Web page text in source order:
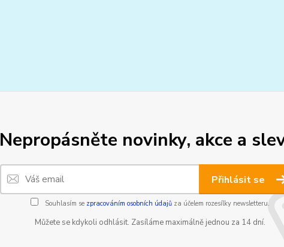
Nepropásněte novinky, akce a
Přihlásit se
Souhlasím se zpracováním osobních údajůza účelem rozesílky newsletteru.
Můžete se kdykoli odhlásit. Zasíláme maximálně jednou za 14 dní.